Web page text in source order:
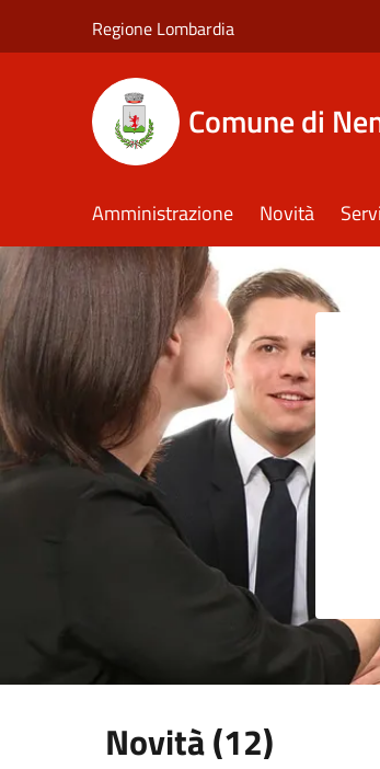
Regione Lombardia
Comune di
Amministrazione Novità
Novità (12)